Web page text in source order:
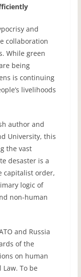
and
collaboration
While green
being
is continuing
livelihoods
author and
University, this
the vast
desaster is a
capitalist order,
logic of
non-human
and Russia
of the
on human
To be